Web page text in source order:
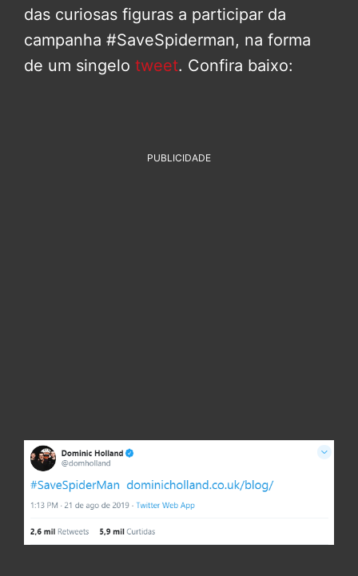
das curiosas figuras a participar da
campanha #SaveSpiderman, na forma
de um singelo tweet. Confira baixo:
PUBLICIDADE